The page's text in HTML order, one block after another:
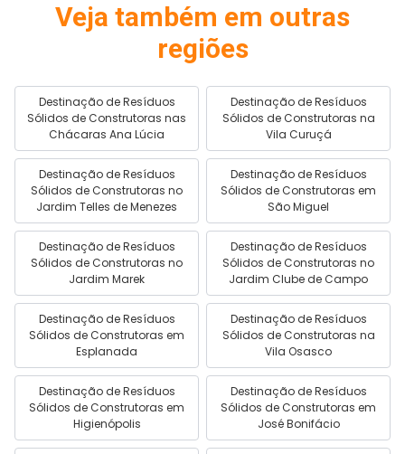
Veja também em outras
regiões
Destinação de Resíduos
Sólidos de Construtoras nas
Chácaras Ana Lúcia
Destinação de Resíduos
Sólidos de Construtoras na
Vila Curuçá
Destinação de Resíduos
Sólidos de Construtoras no
Jardim Telles de Menezes
Destinação de Resíduos
Sólidos de Construtoras em
São Miguel
Destinação de Resíduos
Sólidos de Construtoras no
Jardim Marek
Destinação de Resíduos
Sólidos de Construtoras no
Jardim Clube de Campo
Destinação de Resíduos
Sólidos de Construtoras em
Esplanada
Destinação de Resíduos
Sólidos de Construtoras na
Vila Osasco
Destinação de Resíduos
Sólidos de Construtoras em
Higienópolis
Destinação de Resíduos
Sólidos de Construtoras em
José Bonifácio